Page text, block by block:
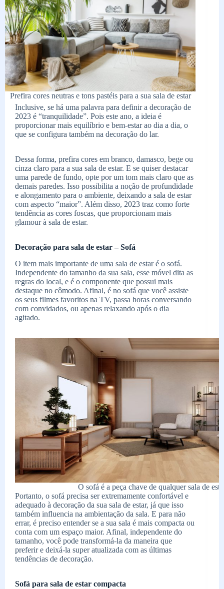
Prefira cores neutras e tons pastéis para a sua sala de estar
Inclusive, se há uma palavra para definir a decoração de
2023 é “tranquilidade”. Pois este ano, a ideia é
proporcionar mais equilíbrio e bem-estar ao dia a dia, o
que se configura também na decoração do lar.
Dessa forma, prefira cores em branco, damasco, bege ou
cinza claro para a sua sala de estar. E se quiser destacar
uma parede de fundo, opte por um tom mais claro que as
demais paredes. Isso possibilita a noção de profundidade
e alongamento para o ambiente, deixando a sala de estar
com aspecto “maior”. Além disso, 2023 traz como forte
tendência as cores foscas, que proporcionam mais
glamour à sala de estar.
Decoração para sala de estar – Sofá
O item mais importante de uma sala de estar é o sofá.
Independente do tamanho da sua sala, esse móvel dita as
regras do local, e é o componente que possui mais
destaque no cômodo. Afinal, é no sofá que você assiste
os seus filmes favoritos na TV, passa horas conversando
com convidados, ou apenas relaxando após o dia
agitado.
O sofá é a peça chave de qualquer sala de
Portanto, o sofá precisa ser extremamente confortável e
adequado à decoração da sua sala de estar, já que isso
também influencia na ambientação da sala. E para não
errar, é preciso entender se a sua sala é mais compacta ou
conta com um espaço maior. Afinal, independente do
tamanho, você pode transformá-la da maneira que
preferir e deixá-la super atualizada com as últimas
tendências de decoração.
Sofá para sala de estar compacta